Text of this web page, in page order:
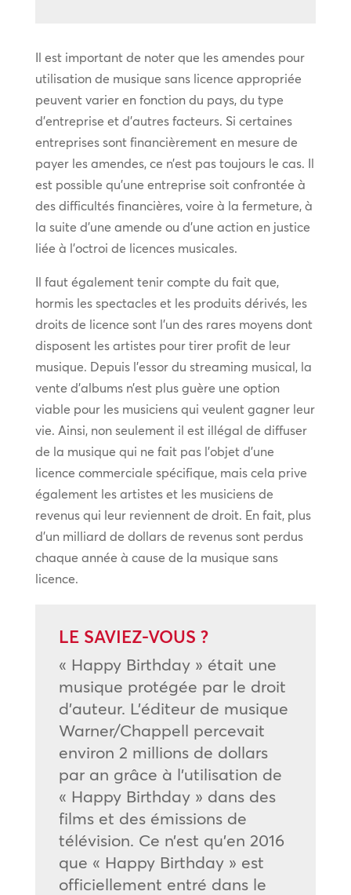
Il est important de noter que les amendes pour
utilisation de musique sans licence appropriée
peuvent varier en fonction du pays, du type
d’entreprise et d’autres facteurs. Si certaines
entreprises sont financièrement en mesure de
payer les amendes, ce n’est pas toujours le cas. Il
est possible qu’une entreprise soit confrontée à
des difficultés financières, voire à la fermeture, à
la suite d’une amende ou d’une action en justice
liée à l’octroi de licences musicales.
Il faut également tenir compte du fait que,
hormis les spectacles et les produits dérivés, les
droits de licence sont l’un des rares moyens dont
disposent les artistes pour tirer profit de leur
musique. Depuis l’essor du streaming musical, la
vente d’albums n’est plus guère une option
viable pour les musiciens qui veulent gagner leur
vie. Ainsi, non seulement il est illégal de diffuser
de la musique qui ne fait pas l’objet d’une
licence commerciale spécifique, mais cela prive
également les artistes et les musiciens de
revenus qui leur reviennent de droit. En fait, plus
d’un milliard de dollars de revenus sont perdus
chaque année à cause de la musique sans
licence.
LE SAVIEZ-VOUS ?
« Happy Birthday » était une
musique protégée par le droit
d’auteur. L’éditeur de musique
Warner/Chappell percevait
environ 2 millions de dollars
par an grâce à l’utilisation de
« Happy Birthday » dans des
films et des émissions de
télévision. Ce n’est qu’en 2016
que « Happy Birthday » est
officiellement entré dans le